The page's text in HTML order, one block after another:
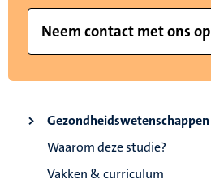
Neem contact met ons op
Gezondheidswetenschappen
Waarom deze studie?
Vakken & curriculum